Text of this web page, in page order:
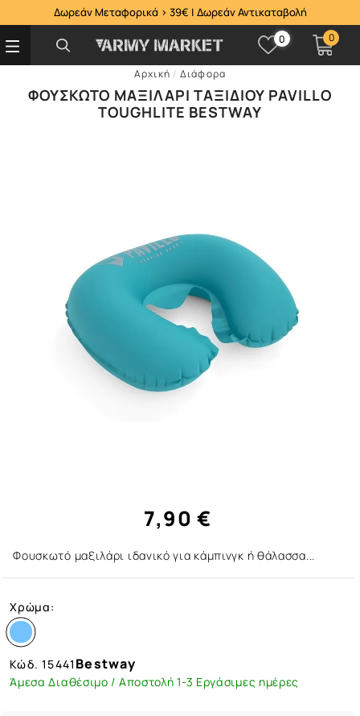
Δωρεάν Μεταφορικά > 39€ | Δωρεάν Αντικαταβολή
0 0
Αρχική / Διάφορα
ΦΟΥΣΚΩΤΌ ΜΑΞΙΛΆΡΙ ΤΑΞΙΔΊΟΥ PAVILLO
TOUGHLITE BESTWAY
7,90 €
Φουσκωτό μαξιλάρι ιδανικό για κάμπινγκ ή θάλασσα...
Χρώμα:
Κώδ.15441 Bestway
Άμεσα Διαθέσιμο / Αποστολή 1-3 Εργάσιμες ημέρες